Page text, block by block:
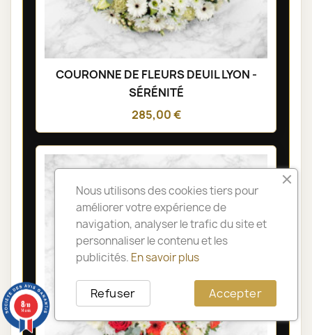
COURONNE DE FLEURS DEUIL LYON -
SÉRÉNITÉ
285,00 €
Nous utilisons des cookies tiers pour
améliorer votre expérience de
navigation, analyser le trafic du site et
personnaliser le contenu et les
publicités. En savoir plus
Accepter
Refuser
8/10
14 avis